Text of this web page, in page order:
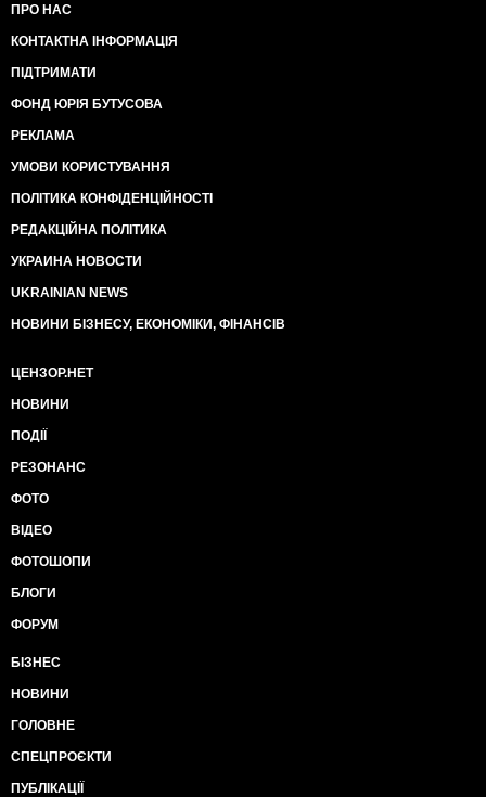
ПРО НАС
КОНТАКТНА ІНФОРМАЦІЯ
ПІДТРИМАТИ
ФОНД ЮРІЯ БУТУСОВА
РЕКЛАМА
УМОВИ КОРИСТУВАННЯ
ПОЛІТИКА КОНФІДЕНЦІЙНОСТІ
РЕДАКЦІЙНА ПОЛІТИКА
УКРАИНА НОВОСТИ
UKRAINIAN NEWS
НОВИНИ БІЗНЕСУ, ЕКОНОМІКИ, ФІНАНСІВ
ЦЕНЗОР.НЕТ
НОВИНИ
ПОДІЇ
РЕЗОНАНС
ФОТО
ВІДЕО
ФОТОШОПИ
БЛОГИ
ФОРУМ
БІЗНЕС
НОВИНИ
ГОЛОВНЕ
СПЕЦПРОЄКТИ
ПУБЛІКАЦІЇ